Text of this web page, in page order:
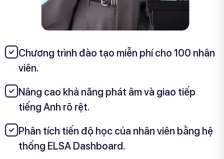
Chương trình đào tạo miễn phí cho 100 nhân
viên.
Nâng cao khả năng phát âm và giao tiếp
tiếng Anh rõ rệt.
Phân tích tiến độ học của nhân viên bằng hệ
thống ELSA Dashboard.